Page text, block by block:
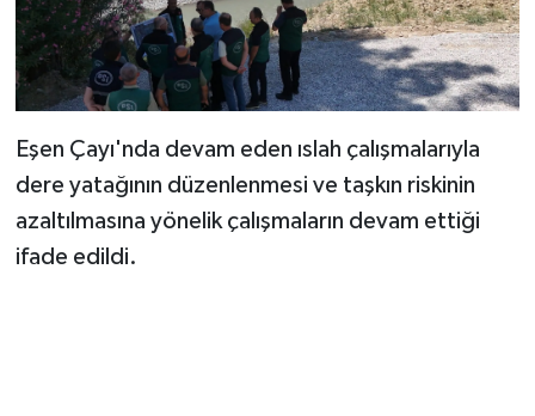
Eşen Çayı'nda devam eden ıslah çalışmalarıyla
dere yatağının düzenlenmesi ve taşkın riskinin
azaltılmasına yönelik çalışmaların devam ettiği
ifade edildi.